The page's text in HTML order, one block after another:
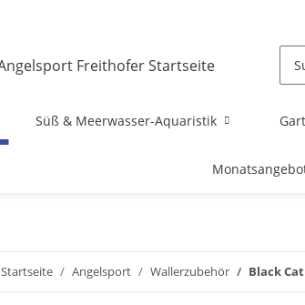
Süß & Meerwasser-Aquaristik
Startseite Angelsport Wallerzubehör Black